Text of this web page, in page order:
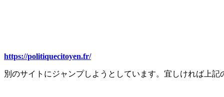
https://politiquecitoyen.fr/
別のサイトにジャンプしようとしています。宜しければ上